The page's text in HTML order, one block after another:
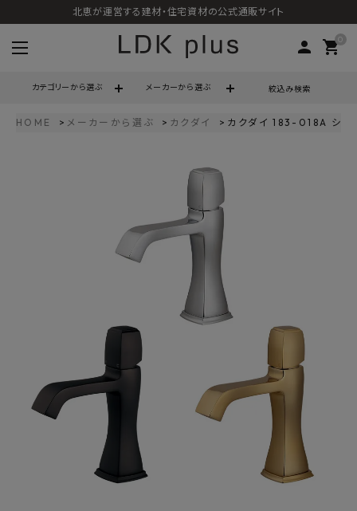
北恵が運営する建材・住宅資材の公式通販サイト
person 0
shopping_cart
カテゴリーから選ぶ メーカーから選ぶ 絞込み検索
営業時間 - 10:00～17:00（定休日 - 土日祝）
person
最近チェックした商品
HOME メーカーから選ぶ カクダイ カクダイ 183-018A シン